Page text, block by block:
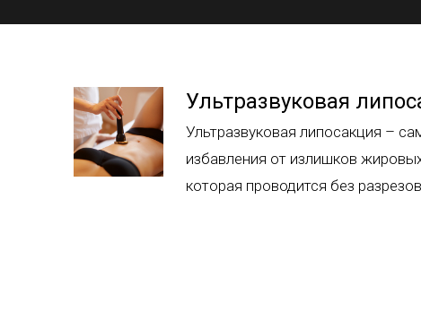
Ультразвуковая
Ультразвуковая липосакция –
избавления от излишков
которая проводится без